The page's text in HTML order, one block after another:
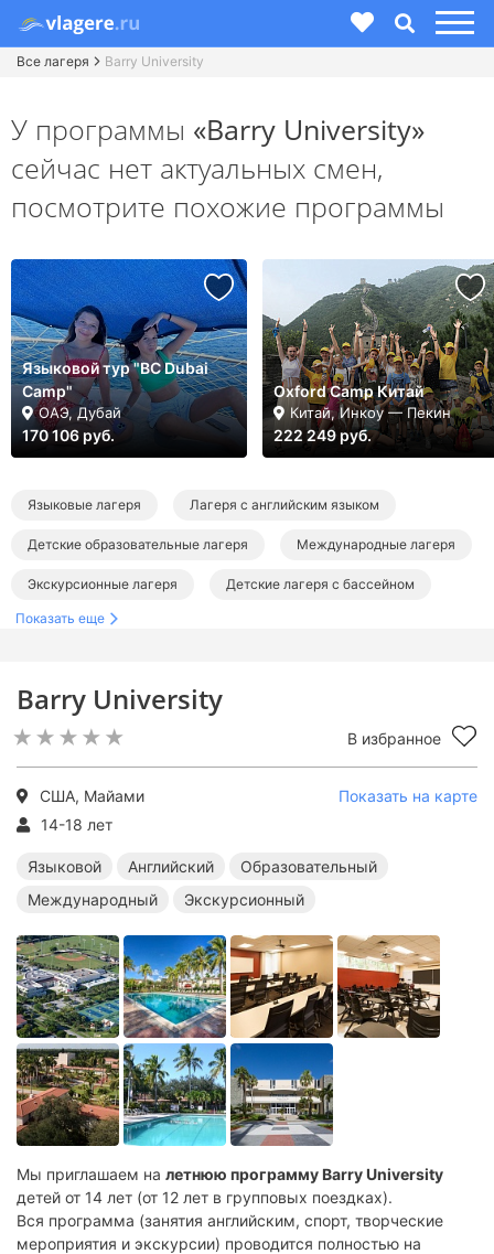
Все лагеря Barry University
Barry University
В избранное
США, Майами
Показать на карте
14-18 лет
Языковой Английский
Образовательный
Международный
Экскурсионный
Мы приглашаем на летнюю программу Barry University
детей от 14 лет (от 12 лет в групповых поездках).
Вся программа (занятия английским, спорт, творческие
мероприятия и экскурсии) проводится полностью на
У программы «Barry University»
сейчас нет актуальных смен,
посмотрите похожие программы
Языковой тур "BC Dubai
Camp"
ОАЭ, Дубай
170 106 руб.
Oxford Camp Китай
Китай, Инкоу — Пекин
222 249 руб.
Языковые лагеря Лагеря с английским языком
Детские образовательные лагеря Международные лагеря
Экскурсионные лагеря Детские лагеря с бассейном
Лагеря в США
Английские лагеря за границей
Образовательные лагеря за границей
Экскурсионные лагеря за границей
Лагеря с бассейном за границей
Показать еще